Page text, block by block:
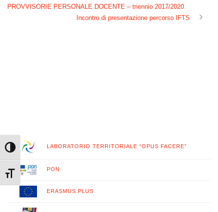
Attiva/disattiva alto contrasto
Attiva/disattiva dimensione testo
PROVVISORIE PERSONALE DOCENTE – triennio 2017/2020
Incontro di presentazione percorso IFTS
LABORATORIO TERRITORIALE “OPUS FACERE”
PON
ERASMUS PLUS